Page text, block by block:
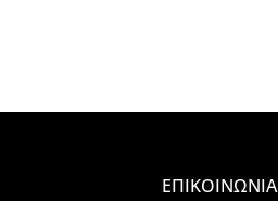
ΕΠΙΚΟΙΝΩΝΙΑ